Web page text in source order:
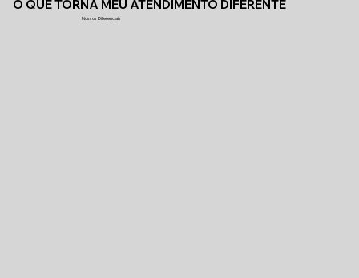
O QUE TORNA MEU ATENDIMENTO DIFERENTE
Nossos Diferenciais